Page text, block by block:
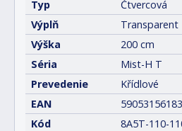
Typ
Čtvercová
Výplň
Transparent
Výška
200 cm
Séria
Mist-H T
Prevedenie
Křídlové
EAN
Kód
8A5T-110-